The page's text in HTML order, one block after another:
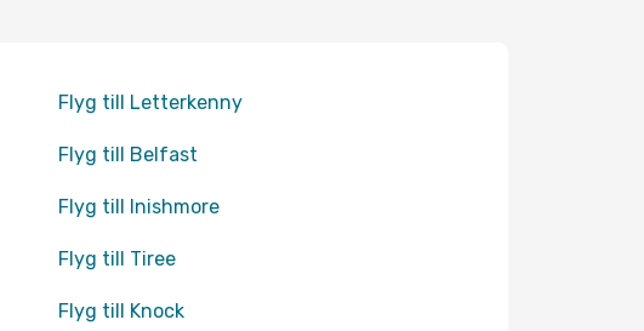
Flyg till Letterkenny
Flyg till Belfast
Flyg till Inishmore
Flyg till Tiree
Flyg till Knock